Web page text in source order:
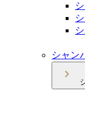
シャン